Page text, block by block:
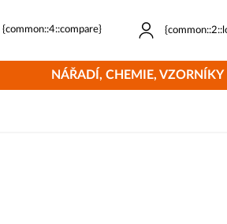
{common::4::compare}
NÁŘADÍ, CHEMIE, VZORNÍKY